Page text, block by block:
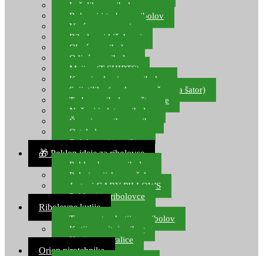
Ležaljke za ribolov
Ruksaci i torbe za ribolov
Vreće za spavanje
Ribolovni kišobrani
Obuća za ribolov
Odjeća za ribolov
Majice (T-SHIRTS)
Kape i rukavice za ribolov
Svijetiljke (naglavne, ručne, za šator)
Torbe za ribolovne štapove
Noževi i alat za ribolov
Čamci za prihranu ribe
Ostala kamp oprema
Dalekozori i optika
🎁 Poklon ideje za ribolovce
Poklon bon za ribolov
Polarizacijske naočale
Jastuci GABY PILLOWS
Pokloni za ribolovce
Ribolovne kutije
Transportne kutije za ribolov
Kutije za sitni pribor
Kutije za varalice
Orion pirotehnika